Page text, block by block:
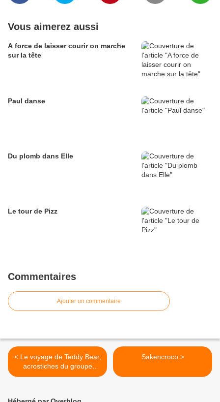
Vous aimerez aussi
A force de laisser courir on marche
sur la tête
Paul danse
Du plomb dans Elle
Le tour de Pizz
Commentaires
Ajouter un commentaire
< Le voyage de Teddy Bear,
acrostiches du groupe
d'autistes de l’IME de
Sakencroco >